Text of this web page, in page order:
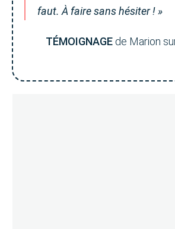
faut. À faire sans hésiter ! »
TÉMOIGNAGE de Marion